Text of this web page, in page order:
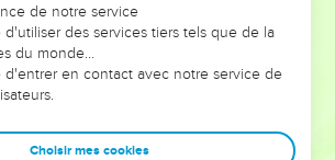
Mais on voit moins les doutes, les erreurs
qu'ils ont traversés, alors même que ce
elles qui les ont façonnés.
leaders, entrepreneurs, et responsables
plus de sagesse afin que leurs erreurs
de notre service
d'utiliser des services tiers tels que de la
du monde…
d'entrer en contact avec notre service de
Choisir mes cookies